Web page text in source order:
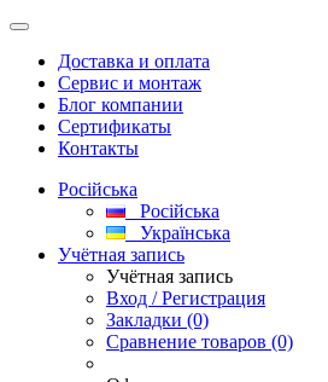
Доставка и оплата
Сервис и монтаж
Блог компании
Сертификаты
Контакты
Російська
Російська
Українська
Учётная запись
Учётная запись
Вход / Регистрация
Закладки (0)
Сравнение товаров (0)